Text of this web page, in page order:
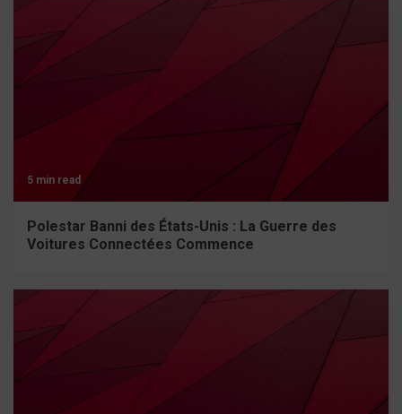
5 min read
Polestar Banni des États-Unis : La Guerre des
Voitures Connectées Commence